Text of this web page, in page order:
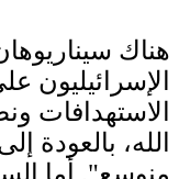
هناك
الإسرائيليون
الاستهدافات
الله، بالعودة
منوسع". أما